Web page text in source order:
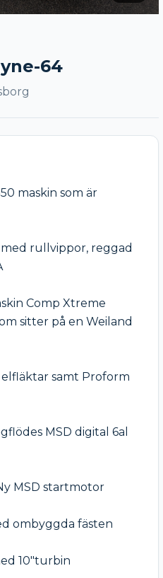
64
maskin som är
rullvippor, reggad
Comp Xtreme
sitter på en Weiland
samt Proform
MSD digital 6al
MSD startmotor
ombyggda fästen
10"turbin